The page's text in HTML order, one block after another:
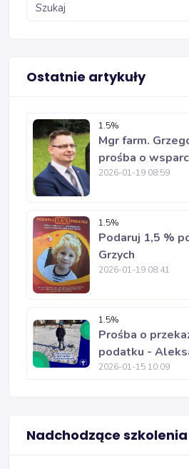
Ostatnie artykuły
1.5%
Mgr farm.
prośba o
2026-01-19 08:59
1.5%
Podaruj 1,5 %
Grzych
2026-01-19 08:41
1.5%
Prośba o
podatku -
2026-01-15 10:09
Nadchodzące szkolenia